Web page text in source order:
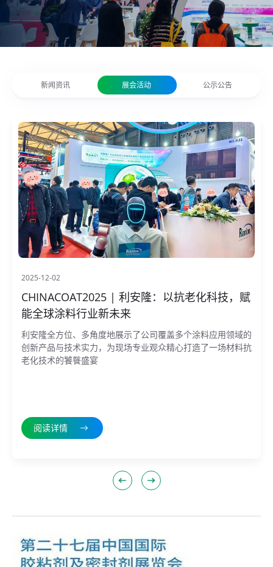
新闻资讯 展会活动 公示公告
2025-12-02
CHINACOAT2025 | 利安隆：以抗老化科技，赋
能全球涂料行业新未来
利安隆全方位、多角度地展示了公司覆盖多个涂料应用领域的
创新产品与技术实力，为现场专业观众精心打造了一场材料抗
老化技术的饕餮盛宴
阅读详情